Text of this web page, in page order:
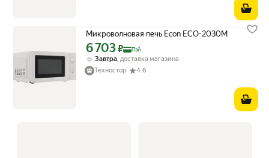
Микроволновая печь Econ ECO-2030M
Цена с картой Яндекс Пэй 6703 ₽ вместо
6 703₽ Пэй
Завтра, доставка магазина
Техностор
4.6